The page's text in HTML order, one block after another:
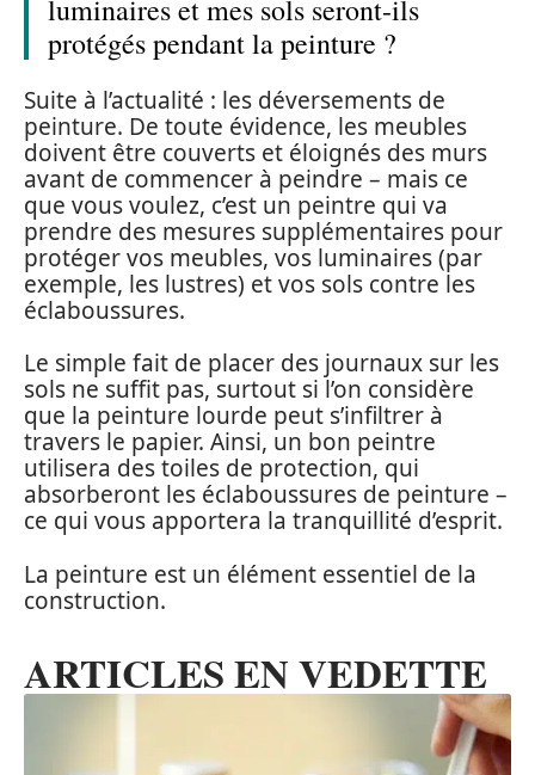
luminaires et mes sols seront-ils
protégés pendant la peinture ?
Suite à l’actualité : les déversements de
peinture. De toute évidence, les meubles
doivent être couverts et éloignés des murs
avant de commencer à peindre – mais ce
que vous voulez, c’est un peintre qui va
prendre des mesures supplémentaires pour
protéger vos meubles, vos luminaires (par
exemple, les lustres) et vos sols contre les
éclaboussures.
Le simple fait de placer des journaux sur les
sols ne suffit pas, surtout si l’on considère
que la peinture lourde peut s’infiltrer à
travers le papier. Ainsi, un bon peintre
utilisera des toiles de protection, qui
absorberont les éclaboussures de peinture –
ce qui vous apportera la tranquillité d’esprit.
La peinture est un élément essentiel de la
construction.
ARTICLES EN VEDETTE